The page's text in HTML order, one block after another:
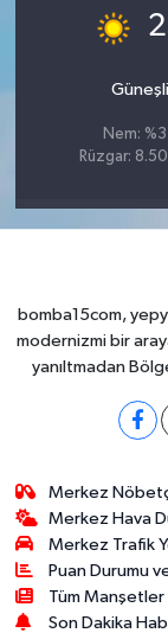
Güneşli
Nem:
Rüzgar:
bomba15com,
modernizmi bir
yanıltmadan
Merkez
Merkez Hava
Merkez Trafik
Puan Durumu
Tüm Manşetler
Son Dakika